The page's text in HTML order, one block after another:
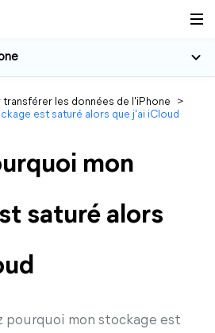
les données de l'iPhone
>
est saturé alors que j'ai iCloud
mon
saturé alors
pourquoi mon stockage est